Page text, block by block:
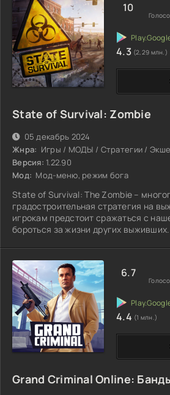
State of Survival: Zombie
05 декабрь 2024
Жнра: Игры / МОДЫ / Стратегии /
Версия: 1.22.90
Мод: Мод-меню, режим бога
State of Survival: The Zombie –
градостроительная стратегия на
игрокам предстоит сражаться с
бороться за жизни других
10
4.3 (2,29 млн.)
Grand Criminal Online:
6.7
4.4 (1 млн.)